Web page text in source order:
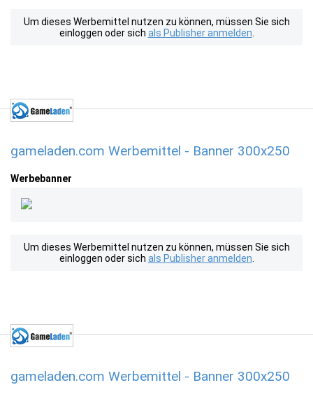
Um dieses Werbemittel nutzen zu können, müssen Sie sich
einloggen oder sich als Publisher anmelden
gameladen.com Werbemittel - Banner 300x250
Werbebanner
Um dieses Werbemittel nutzen zu können, müssen Sie sich
einloggen oder sich als Publisher anmelden
gameladen.com Werbemittel - Banner 300x250